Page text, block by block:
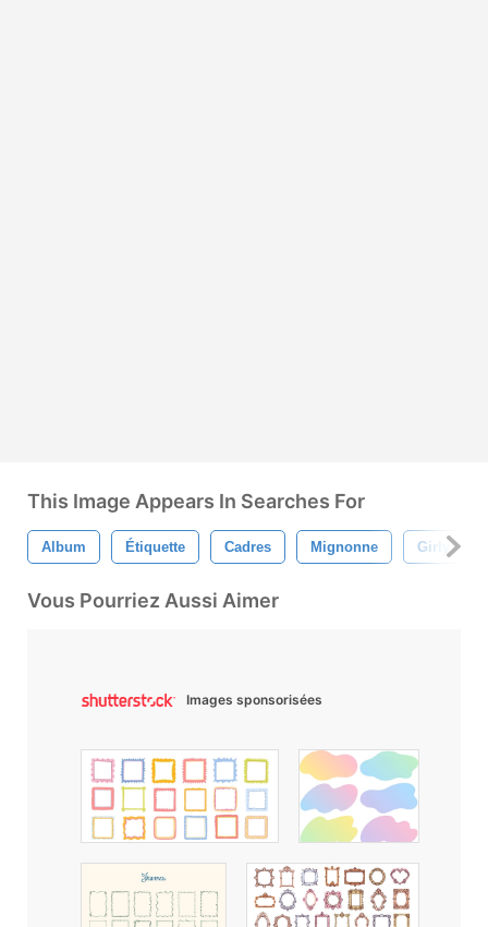
This Image Appears In Searches For
Album Étiquette Cadres Mignonne Girly De
Vous Pourriez Aussi Aimer
Images sponsorisées